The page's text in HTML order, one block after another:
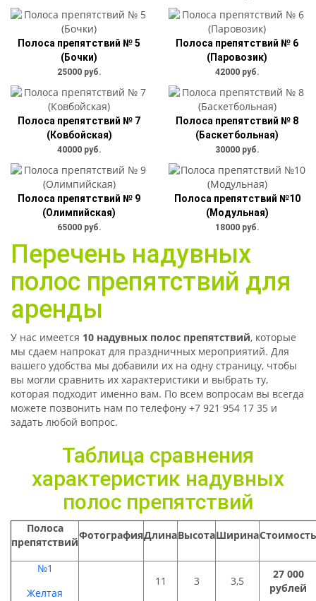
Полоса препятствий № 5
(Бочки)
25000 руб.
Полоса препятствий № 6
(Паровозик)
42000 руб.
Полоса препятствий № 7
(Ковбойская)
40000 руб.
Полоса препятствий № 8
(Баскетбольная)
30000 руб.
Полоса препятствий № 9
(Олимпийская)
65000 руб.
Полоса препятствий №10
(Модульная)
18000 руб.
Перечень надувных
полос препятствий для
аренды
У нас имеется 10 надувных полос препятствий, которые
мы сдаем напрокат для праздничных мероприятий. Для
вашего удобства мы добавили их на одну страницу, чтобы
вы могли сравнить их характеристики и выбрать ту,
которая подходит именно вам. По всем вопросам вы всегда
можете позвонить нам по телефону +7 921 954 17 35 и
задать любой вопрос.
Таблица сравнения
характеристик надувных
полос препятствий
Полоса
препятствий
ФотографияДлинаВысотаШиринаСтоимость
№1
Желтая
11 3 3,5
27 000
рублей